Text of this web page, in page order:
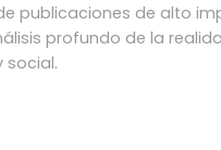
publicaciones de alto
profundo de la
social.